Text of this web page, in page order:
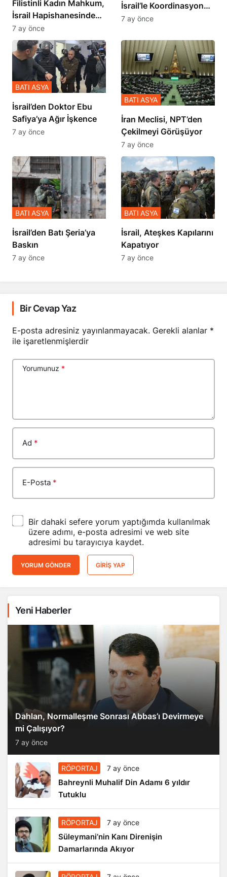
Filistinli Kadın Mahkum,
İsrail Hapishanesindeki
Zulmü Anlattı
7 ay önce
İsrail’le Koordinasyon
İçinde Gerçekleşmiş
7 ay önce
İsrail’den Doktor Ebu
Safiya’ya Ağır İşkence
BATI ASYA
7 ay önce
İran Meclisi, NPT’den
Çekilmeyi Görüşüyor
BATI ASYA
7 ay önce
​​​​​​​İsrail’den Batı Şeria’ya
Baskın
BATI ASYA
7 ay önce
İsrail, Ateşkes Kapılarını
Kapatıyor
BATI ASYA
7 ay önce
Bir Cevap Yaz
E-posta adresiniz yayınlanmayacak. Gerekli alanlar *
ile işaretlenmişlerdir
Yorumunuz *
Ad *
E-Posta *
Bir dahaki sefere yorum yaptığımda kullanılmak
üzere adımı, e-posta adresimi ve web site
adresimi bu tarayıcıya kaydet.
YORUM GÖNDER GIRIŞ YAP
Yeni Haberler
Dahlan, Normalleşme Sonrası Abbas’ı Devirmeye
mi Çalışıyor?
7 ay önce
RÖPORTAJ 7 ay önce
Bahreynli Muhalif Din Adamı 6 yıldır
Tutuklu
RÖPORTAJ 7 ay önce
Süleymani’nin Kanı Direnişin
Damarlarında Akıyor